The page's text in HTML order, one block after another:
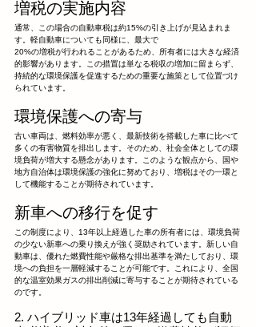
増税の実施内容
通常、この場合の自動車税は約15%の引き上げが見込まれま
す。軽自動車についても同様に、最大で
20%の増税が行われることがあるため、所有者には大きな経済
的影響があります。この措置は単なる税収の増加に留まらず、
持続的な環境保護を促進するための重要な施策として位置づけ
られています。
環境保護への寄与
古い車両は、燃料効率が悪く、最新技術を搭載した車に比べて
多くの有害物質を排出します。そのため、社会全体としての環
境負荷が増大する懸念があります。このような観点から、国や
地方自治体は環境保護の強化に努めており、増税はその一環と
して機能することが期待されています。
新車への移行を促す
この制度により、13年以上経過した車の所有者には、環境負荷
の少ない新車への乗り換えが強く奨励されています。新しい自
動車は、優れた燃費性能や厳格な排出基準を満たしており、環
境への負担を一層軽減することが可能です。これにより、全国
的な温室効果ガスの排出削減に寄与することが期待されている
のです。
2. ハイブリッド車は13年経過しても自動